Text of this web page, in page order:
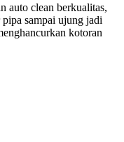
auto clean berkualitas,
sampai ujung jadi
kotoran